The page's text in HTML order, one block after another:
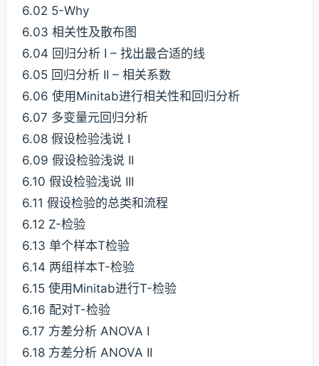
6.02 5-Why
6.03 相关性及散布图
6.04 回归分析 I – 找出最合适的线
6.05 回归分析 II – 相关系数
6.06 使用Minitab进行相关性和回归分析
6.07 多变量元回归分析
6.08 假设检验浅说 I
6.09 假设检验浅说 II
6.10 假设检验浅说 III
6.11 假设检验的总类和流程
6.12 Z-检验
6.13 单个样本T检验
6.14 两组样本T-检验
6.15 使用Minitab进行T-检验
6.16 配对T-检验
6.17 方差分析 ANOVA I
6.18 方差分析 ANOVA II